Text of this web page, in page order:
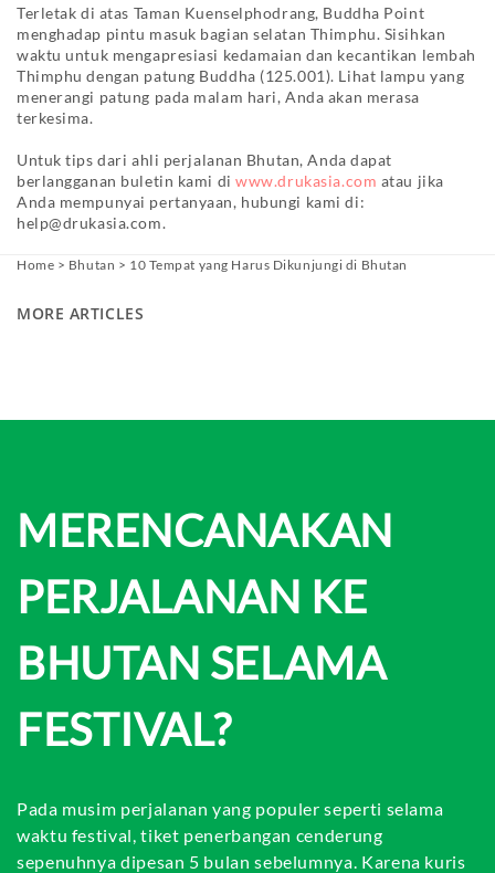
Terletak di atas Taman Kuenselphodrang, Buddha Point
menghadap pintu masuk bagian selatan Thimphu. Sisihkan
waktu untuk mengapresiasi kedamaian dan kecantikan lembah
Thimphu dengan patung Buddha (125.001). Lihat lampu yang
menerangi patung pada malam hari, Anda akan merasa
terkesima.
Untuk tips dari ahli perjalanan Bhutan, Anda dapat
berlangganan buletin kami diwww.drukasia.com atau jika
Anda mempunyai pertanyaan, hubungi kami di:
help@drukasia.com.
Home > Bhutan > 10 Tempat yang Harus Dikunjungi di Bhutan
MORE ARTICLES
MERENCANAKAN
PERJALANAN KE
BHUTAN SELAMA
FESTIVAL?
Pada musim perjalanan yang populer seperti selama
waktu festival, tiket penerbangan cenderung
sepenuhnya dipesan 5 bulan sebelumnya. Karena kuris